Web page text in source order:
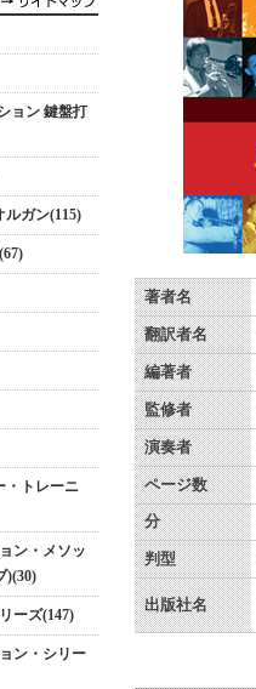
ョン 鍵盤打
ルガン(115)
・トレーニ
ン・メソッ
)(30)
ーズ(147)
ン・シリー
著者名
翻訳者名
編著者
監修者
演奏者
ページ数
分
判型
出版社名